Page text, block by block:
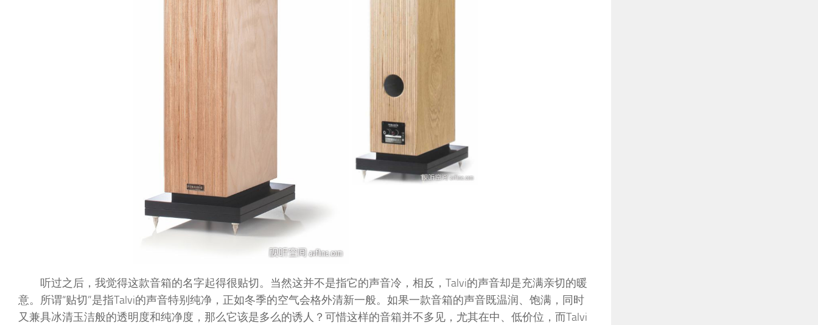
听过之后，我觉得这款音箱的名字起得很贴切。当然这并不是指它的声音冷，相反，Talvi的声音却是充满亲切的暖
意。所谓“贴切”是指Talvi的声音特别纯净，正如冬季的空气会格外清新一般。如果一款音箱的声音既温润、饱满，同时
又兼具冰清玉洁般的透明度和纯净度，那么它该是多么的诱人？可惜这样的音箱并不多见，尤其在中、低价位，而Talvi